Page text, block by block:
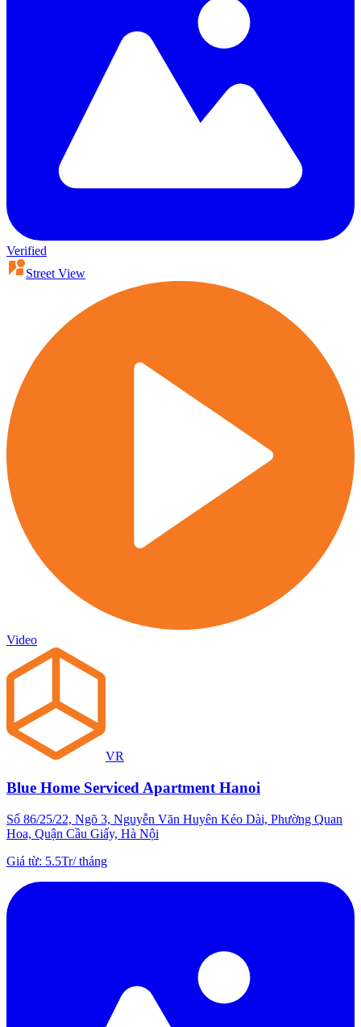
Verified
Street View
Video
VR
Blue Home Serviced Apartment Hanoi
Số 86/25/22, Ngõ 3, Nguyễn Văn Huyên Kéo Dài, Phường Quan
Hoa, Quận Cầu Giấy, Hà Nội
Giá từ: 5.5Tr/tháng